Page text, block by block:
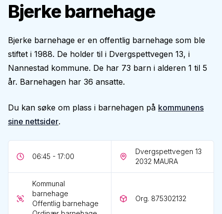
Bjerke barnehage
Bjerke barnehage er en offentlig barnehage som ble
stiftet i 1988. De holder til i Dvergspettvegen 13, i
Nannestad kommune. De har 73 barn i alderen 1 til 5
år. Barnehagen har 36 ansatte.
Du kan søke om plass i barnehagen på kommunens
sine nettsider.
06:45 - 17:00
Dvergspettvegen 13
2032 MAURA
Kommunal
barnehage
Offentlig barnehage
Org. 875302132